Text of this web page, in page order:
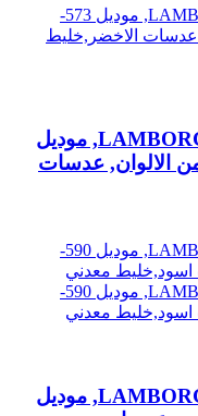
نظارة شمسية,ماركة LAMBORGHINI-Y20, موديل
من الالوان, عدسات
نظارة شمسية,ماركة LAMBORGHINI-Y20, موديل